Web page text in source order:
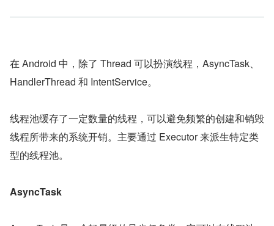
在 Android 中，除了 Thread 可以扮演线程，AsyncTask、
HandlerThread 和 IntentService。
线程池缓存了一定数量的线程，可以避免频繁的创建和销毁
线程所带来的系统开销。主要通过 Executor 来派生特定类
型的线程池。
AsyncTask